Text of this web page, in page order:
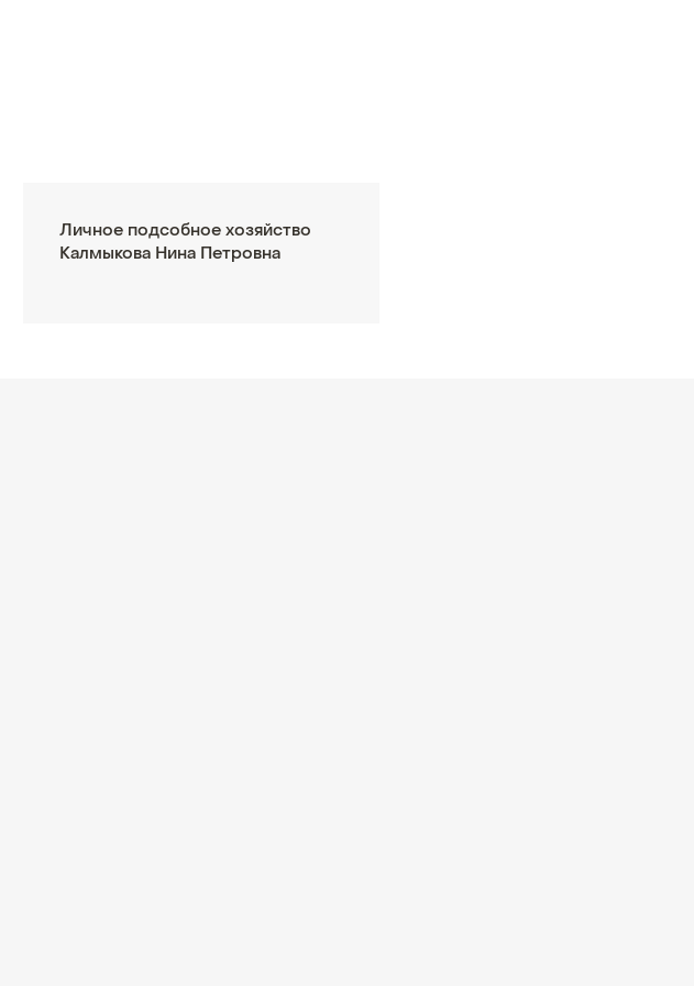
Личное подсобное хозяйство
Калмыкова Нина Петровна